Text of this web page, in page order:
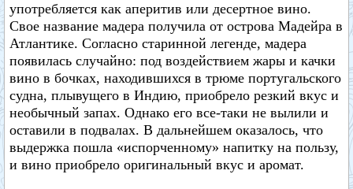
употребляется как аперитив или десертное вино.
Свое название мадера получила от острова Мадейра в
Атлантике. Согласно старинной легенде, мадера
появилась случайно: под воздействием жары и качки
вино в бочках, находившихся в трюме португальского
судна, плывущего в Индию, приобрело резкий вкус и
необычный запах. Однако его все-таки не вылили и
оставили в подвалах. В дальнейшем оказалось, что
выдержка пошла «испорченному» напитку на пользу,
и вино приобрело оригинальный вкус и аромат.